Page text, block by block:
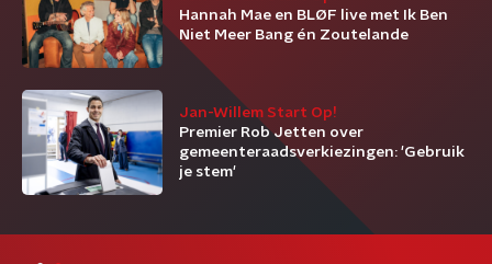
Hannah Mae en BLØF live met Ik Ben
Niet Meer Bang én Zoutelande
Jan-Willem Start Op!
Premier Rob Jetten over
gemeenteraadsverkiezingen: 'Gebruik
je stem'